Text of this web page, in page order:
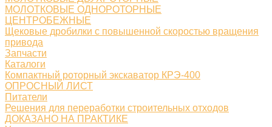
МОЛОТКОВЫЕ ОДНОРОТОРНЫЕ
ЦЕНТРОБЕЖНЫЕ
Щековые дробилки с повышенной скоростью вращения
привода
Запчасти
Каталоги
Компактный роторный экскаватор КРЭ-400
ОПРОСНЫЙ ЛИСТ
Питатели
Решения для переработки строительных отходов
ДОКАЗАНО НА ПРАКТИКЕ